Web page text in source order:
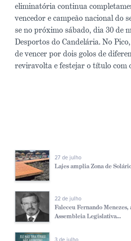
eliminatória continua
vencedor e campeão nacional do
se no próximo sábado, dia 30 de
Desportos do Candelária. No
de vencer por dois golos de
reviravolta e festejar o título com
27 de julho
Lajes amplia Zona de
22 de julho
Faleceu Fernando
Assembleia Legislativa...
3 de julho